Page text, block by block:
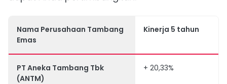
Nama Perusahaan Tambang
Emas
Kinerja 5 tahun
PT Aneka Tambang Tbk
(ANTM)
+ 20,33%